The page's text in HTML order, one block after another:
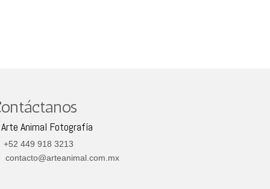
Arte Animal Fotografía
+52 449 918 3213
contacto@arteanimal.com.mx